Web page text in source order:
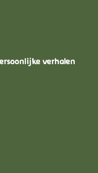
verhalen